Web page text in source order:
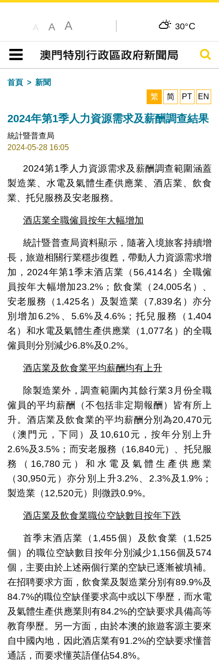
A A A 30°C
目錄
搜尋
首頁
新聞
繁
简 PT EN
2024年第1季人力資源需求及薪酬調查結果
統計暨普查局
2024-05-28 16:05
2024第1季人力資源需求及薪酬調查範圍涵蓋
製造業、水電及氣體生產供應業、酒店業、飲食
業、托兒服務及安老服務。
酒店業全職僱員按年大幅增加
統計暨普查局資料顯示，隨著入境旅客持續增
長，旅遊相關行業穩步復甦，帶動人力資源需求增
加，2024年第1季末酒店業（56,414名）全職僱
員按年大幅增加23.2%；飲食業（24,005名）、
安老服務（1,425名）及製造業（7,839名）亦分
別增加6.2%、5.6%及4.6%；托兒服務（1,404
名）和水電及氣體生產供應業（1,077名）的全職
僱員則分別減少6.8%及0.2%。
酒店業及飲食業平均薪酬均有上升
除製造業外，調查範圍內其餘行業3月份全職
僱員的平均薪酬（不包括非定期報酬）皆有所上
升。酒店業及飲食業的平均薪酬分別為20,470元
（澳門元，下同）及10,610元，按年分別上升
2.6%及3.5%；而安老服務（16,840元）、托兒服
務（16,780元）和水電及氣體生產供應業
（30,950元）亦分別上升3.2%、2.3%及1.9%；
製造業（12,520元）則微跌0.9%。
酒店業及飲食業職位空缺數目按年下跌
首季末酒店業（1,455個）及飲食業（1,525
個）的職位空缺數目按年分別減少1,156個及574
個，主要由於上述兩個行業的空缺已逐漸被填補。
在招聘要求方面，飲食業及製造業分別有89.9%及
84.7%的職位空缺僅要求高中或以下學歷，而水電
及氣體生產供應業則有84.2%的空缺要求具備高等
教育學歷。另一方面，由於本澳的旅遊客源主要來
自中國內地，因此酒店業有91.2%的空缺要求懂普
通話，而要求懂英語僅佔54.8%。